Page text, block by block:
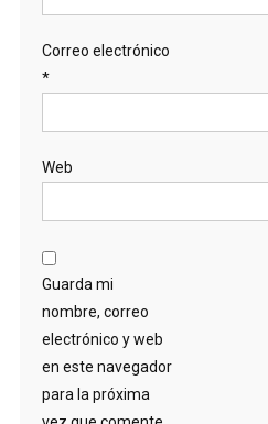
Correo electrónico
*
Web
Guarda mi
nombre, correo
electrónico y web
en este navegador
para la próxima